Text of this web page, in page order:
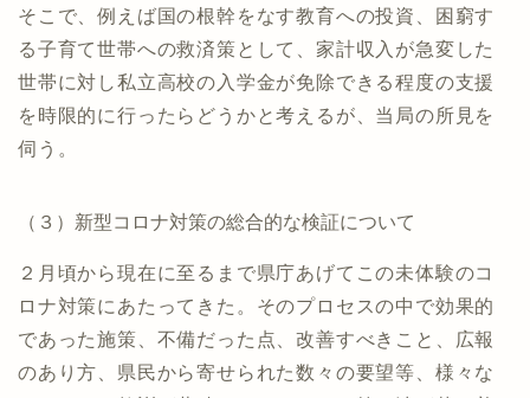
そこで、例えば国の根幹をなす教育への投資、困窮す
る子育て世帯への救済策として、家計収入が急変した
世帯に対し私立高校の入学金が免除できる程度の支援
を時限的に行ったらどうかと考えるが、当局の所見を
伺う。
（３）新型コロナ対策の総合的な検証について
２月頃から現在に至るまで県庁あげてこの未体験のコ
ロナ対策にあたってきた。そのプロセスの中で効果的
であった施策、不備だった点、改善すべきこと、広報
のあり方、県民から寄せられた数々の要望等、様々な